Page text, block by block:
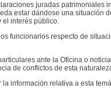
juradas patrimoniales
estar dándose una situación
el interés público.
funcionarios respecto de
ante la Oficina o
de conflictos de esta
información relativa a esta